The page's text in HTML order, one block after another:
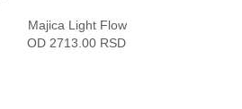
Majica Light Flow
OD 2713.00 RSD